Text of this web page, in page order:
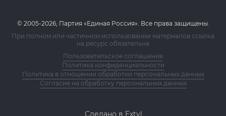
© 2005-2026, Партия «Единая Россия». Все права защищены.
При полном или частичном использовании материалов ссылка
на ресурс обязательна
Пользовательское соглашение
Политика конфиденциальности
Политика в отношении обработки персональных данных
Согласие на обработку персональных данных
Сделано в Extyl